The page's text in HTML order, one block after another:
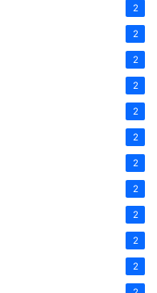
2
2
2
2
2
2
2
2
2
2
2